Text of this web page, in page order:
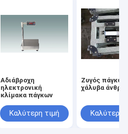
Αδιάβροχη
ηλεκτρονική
κλίμακα πάγκων
Καλύτερη τιμή
Ζυγός πάγκων
χάλυβα
Καλύτερη